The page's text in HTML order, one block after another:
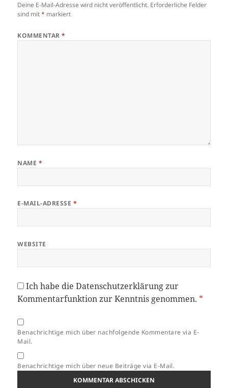
Deine E-Mail-Adresse wird nicht veröffentlicht. Erforderliche Felder
sind mit* markiert
KOMMENTAR*
NAME *
E-MAIL-ADRESSE *
WEBSITE
Ich habe dieDatenschutzerklärungzur
Kommentarfunktion zur Kenntnis genommen. *
Benachrichtige mich über nachfolgende Kommentare via E-
Mail.
Benachrichtige mich über neue Beiträge via E-Mail.